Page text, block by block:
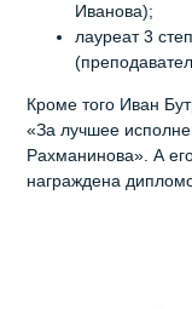
Иванова);
лауреат 3
Кроме того Иван
«За лучшее
Рахманинова». А
награждена